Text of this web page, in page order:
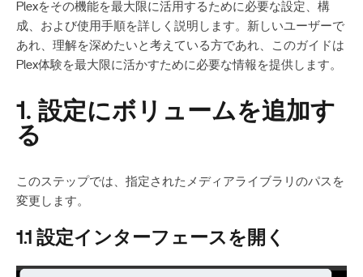
Plexをその機能を最大限に活用するために必要な設定、構
成、および使用手順を詳しく説明します。新しいユーザーで
あれ、理解を深めたいと考えている方であれ、このガイドは
Plex体験を最大限に活かすために必要な情報を提供します。
1. 設定にボリュームを追加す
る
このステップでは、指定されたメディアライブラリのパスを
変更します。
1.1 設定インターフェースを開く